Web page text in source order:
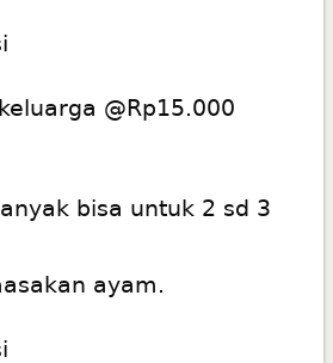
@Rp15.000
bisa untuk 2 sd 3
ayam.